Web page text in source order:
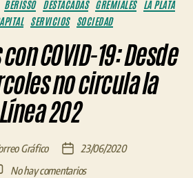
BERISSO DESTACADAS GREMIALES
LA PLATA
SERVICIOS SOCIEDAD
COVID-19: Desde
no circula la
Línea 202
Gráfico
Fecha
de
23/06/2020
No hay comentariosen